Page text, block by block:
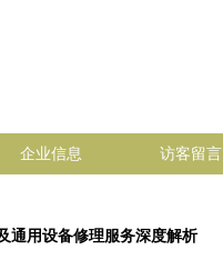
企业信息 访客留言
通用设备修理服务深度解析